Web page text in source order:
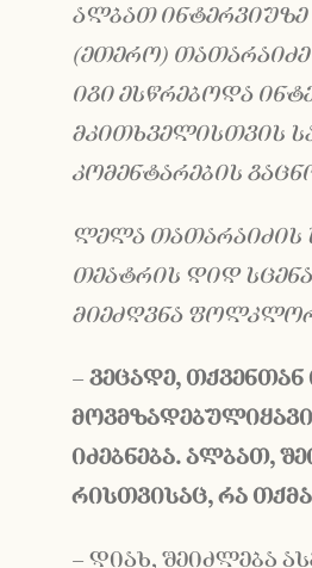
ალბათ ინტერვიუზე
(ეთერო)
იგი ესწრებოდა
მკითხველისთვის
კომენტარების
ლელა თათარაიძის
თეატრის დიდ
მიეძღვნა
– ვეცადე, თქვენთან
მოვმზადებულიყავი
იძებნება. ალბათ,
რისთვისაც, რა
– დიახ, შეიძლება